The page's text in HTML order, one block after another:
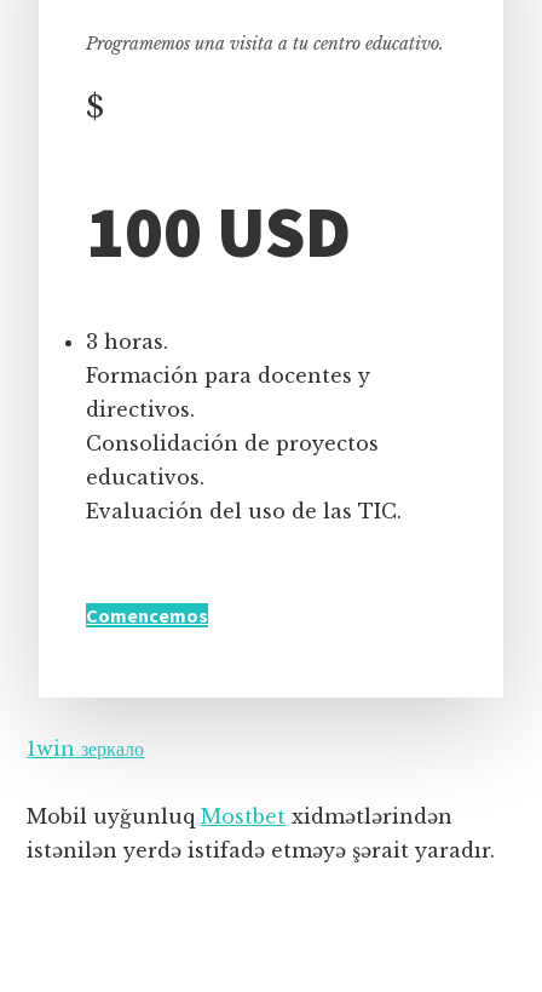
Programemos una visita a tu centro educativo.
$
100 USD
3 horas.
Formación para docentes y
directivos.
Consolidación de proyectos
educativos.
Evaluación del uso de las TIC.
Comencemos
1win зеркало
Mobil uyğunluqMostbet xidmətlərindən
istənilən yerdə istifadə etməyə şərait yaradır.